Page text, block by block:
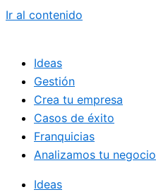
Ir al contenido
Ideas
Gestión
Crea tu empresa
Casos de éxito
Franquicias
Analizamos tu negocio
Ideas